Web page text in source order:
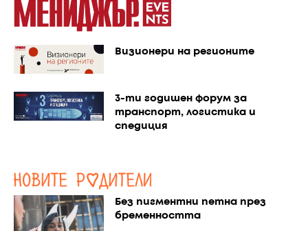
Визионери на регионите
3-ти годишен форум за
транспорт, логистика и
спедиция
Без пигментни петна през
бременността